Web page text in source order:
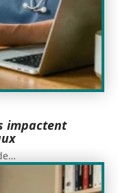
impactent
…